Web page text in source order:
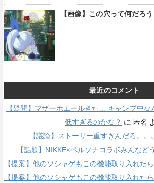
【画像】この穴って何だろ
最近のコメント
【疑問】マザーホエールきた… キャンプ中
低すぎるのかな？ に 匿名
【議論】ストーリー重すぎんだろ。。。
【話題】NIKKE×ペルソナコラボみんなど
【提案】他のソシャゲもこの機能取り入れた
【提案】他のソシャゲもこの機能取り入れた